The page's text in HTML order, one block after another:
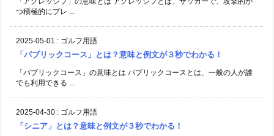
つ積極的にプレ ...
2025-05-01 : ゴルフ用語
「パブリックコース」とは？意味と例文が３秒でわかる！
「パブリックコース」の意味とは パブリックコースとは、一般の人が誰
でも利用できる ...
2025-04-30 : ゴルフ用語
「シニア」とは？意味と例文が３秒でわかる！